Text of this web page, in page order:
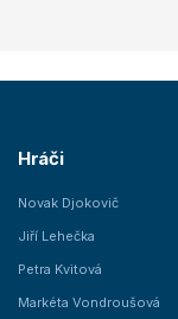
Hráči
Novak Djokovič
Jiří Lehečka
Petra Kvitová
Markéta Vondroušová